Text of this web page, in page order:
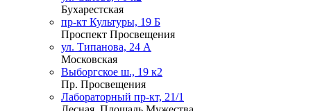
Бухарестская
пр-кт Культуры, 19 Б
Проспект Просвещения
ул. Типанова, 24 А
Московская
Выборгское ш., 19 к2
Пр. Просвещения
Лабораторный пр-кт, 21/1